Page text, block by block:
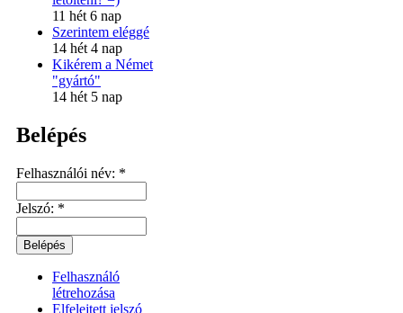
11 hét 6 nap
Szerintem eléggé
14 hét 4 nap
Kikérem a Német
"gyártó"
14 hét 5 nap
Belépés
Felhasználói név: *
Jelszó: *
Felhasználó
létrehozása
Elfelejtett jelszó